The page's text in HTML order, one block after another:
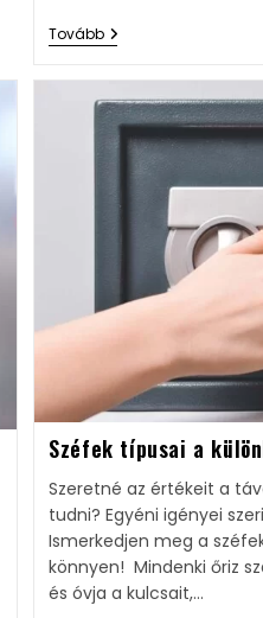
Tovább
Széfek típusai a
Szeretné az értékeit a
tudni? Egyéni igényei
Ismerkedjen meg a
könnyen! Mindenki őriz
és óvja a kulcsait,…